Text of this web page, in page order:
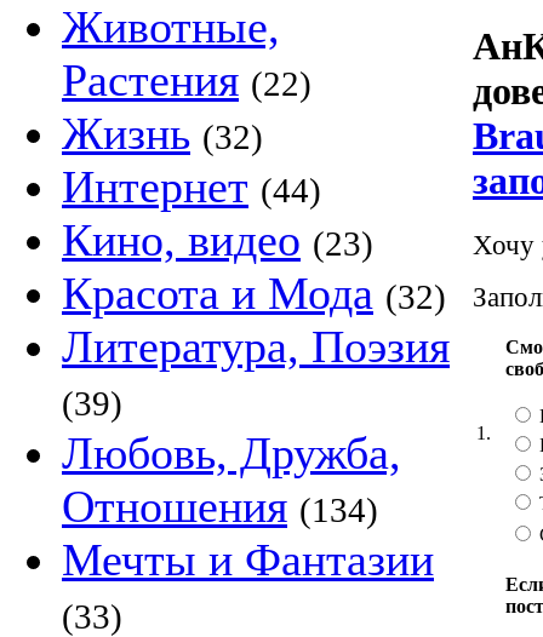
Животные,
Растения (22)
Жизнь (32)
Интернет (44)
Кино, видео (23)
Красота и Мода (32)
Литература, Поэзия
(39)
Любовь, Дружба,
Отношения (134)
Мечты и Фантазии
(33)
Хочу
1.